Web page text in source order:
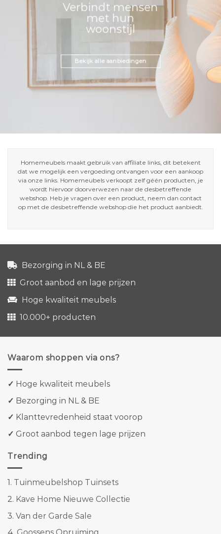
Verbindt mensen
met hun
woonstijl
Bekijk alle aanbiedingen
Homemeubels maakt gebruik van affiliate links, dit betekent
dat we mogelijk een vergoeding ontvangen voor een aankoop
via onze links. Homemeubels verkoopt zelf géén producten, je
wordt hiervoor doorverwezen naar de desbetreffende
webshop. Heb je vragen over een product, neem dan contact
op met de desbetreffende webshop die het product aanbiedt.
Bezorging in NL & BE
Groot aanbod en lage prijzen
Hoge kwaliteit meubels
10.000+ producten
Waarom shoppen via ons?
✓ Hoge kwaliteit meubels
✓ Bezorging in NL & BE
✓ Klanttevredenheid staat voorop
✓ Groot aanbod tegen lage prijzen
Trending
1. Tuinmeubelshop Tuinsets
2. Kave Home Nieuwe Collectie
3. Van der Garde Sale